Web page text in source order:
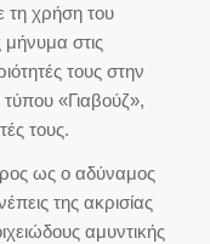
τη χρήση του
μήνυμα στις
τους στην
«Γιαβούζ»,
τους.
ως ο αδύναμος
της ακρισίας
αμυντικής